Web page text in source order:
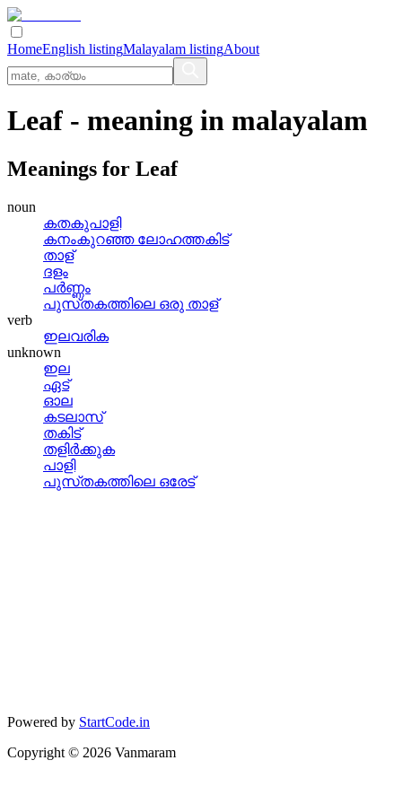
HomeEnglish listingMalayalam listingAbout
Leaf - meaning in malayalam
Meanings for Leaf
noun
കതകുപാളി
കനംകുറഞ്ഞ ലോഹത്തകിട്
താള്
ദളം
പര്‍ണ്ണം
പുസ്‌തകത്തിലെ ഒരു താള്
verb
ഇലവരിക
unknown
ഇല
ഏട്
ഓല
കടലാസ്
തകിട്
തളിര്‍ക്കുക
പാളി
പുസ്‌തകത്തിലെ ഒരേട്
Powered by StartCode.in
Copyright © 2026 Vanmaram